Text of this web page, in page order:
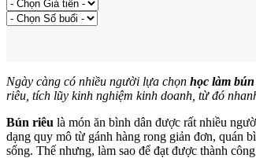
Ngày càng có nhiều người lựa chọn học làm
riêu, tích lũy kinh nghiệm kinh doanh, từ đó
Bún riêu là món ăn bình dân được rất nhiều
dạng quy mô từ gánh hàng rong giản đơn, quán
sống. Thế nhưng, làm sao để đạt được thành